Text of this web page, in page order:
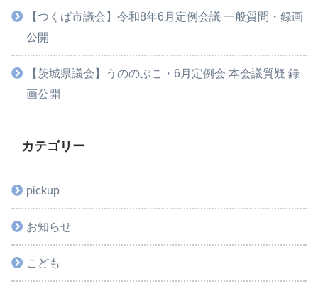
【つくば市議会】令和8年6月定例会議 一般質問・録画
公開
【茨城県議会】うののぶこ・6月定例会 本会議質疑 録
画公開
カテゴリー
pickup
お知らせ
こども